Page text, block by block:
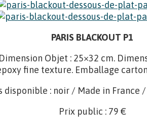
PARIS BLACKOUT P1
Objet : 25×32 cm.
fine texture. Emballage
disponible : noir / Made in France
Prix public : 79 €